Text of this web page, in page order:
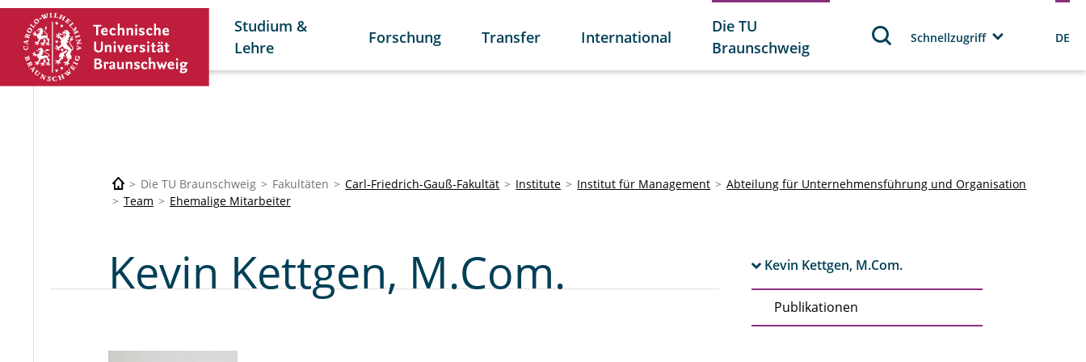
Studium &
Lehre
Forschung Transfer International
Die TU
Braunschweig
Schnellzugriff DE
Die TU Braunschweig Fakultäten Carl-Friedrich-Gauß-Fakultät Institute Institut für Management
Abteilung für Unternehmensführung und Organisation
Team
Ehemalige Mitarbeiter
Kevin Kettgen, M.Com.
Publikationen
Kevin Kettgen, M.Com.